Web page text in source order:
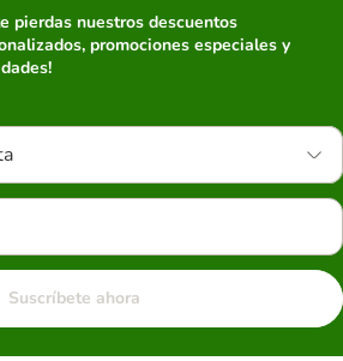
pierdas nuestros descuentos
promociones especiales y
Suscríbete ahora